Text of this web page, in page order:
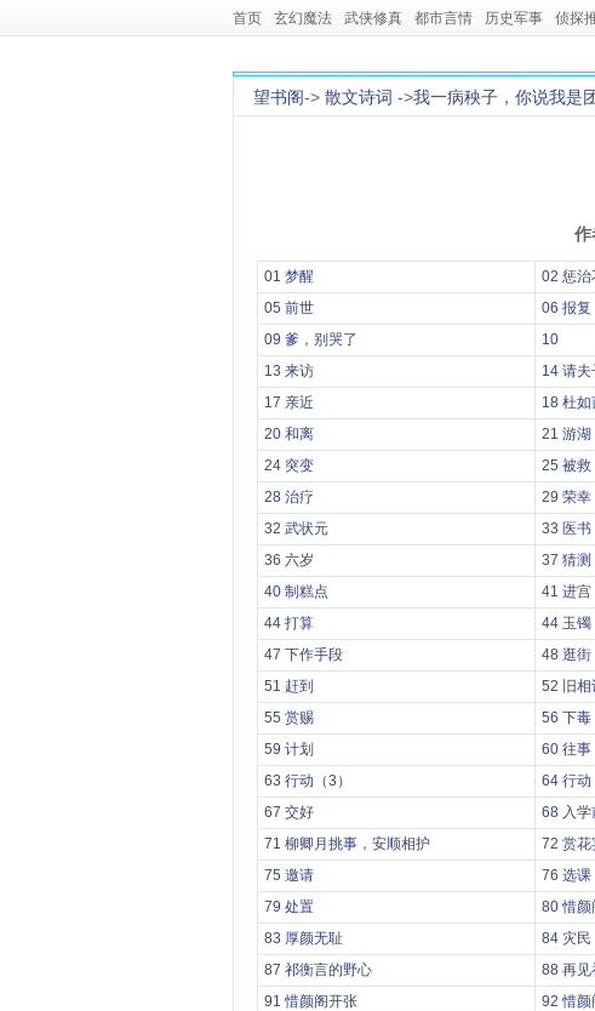
首页 玄幻魔法 武侠修真 都市言情 历史军事 侦探
望书阁-> 散文诗词 ->我一病秧子，你说我是
01 梦醒 02 惩治
05 前世
06 报复
09 爹，别哭了
10
13 来访
14 请夫
17 亲近
18 杜
20 和离
21 游湖
24 突变
25 被救
28 治疗
29 荣幸
32 武状元
33 医书
36 六岁
37 猜测
40 制糕点
41 进宫
44 打算
44 玉镯
47 下作手段
48 逛街
51 赶到
52 旧相
55 赏赐
56 下毒
59 计划
60 往事
63 行动（3）
64 行动
67 交好
68 入学
71 柳卿月挑事，安顺相护
72 赏花
75 邀请
76 选课
79 处置
80 惜颜
83 厚颜无耻
84 灾民
87 祁衡言的野心
88 再见
91 惜颜阁开张
92 惜颜